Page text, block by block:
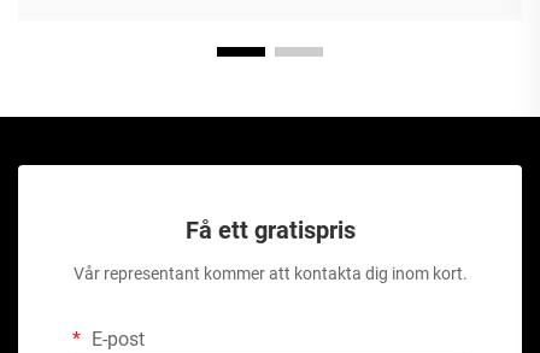
Få ett gratispris
Vår representant kommer att kontakta dig inom kort.
E-post